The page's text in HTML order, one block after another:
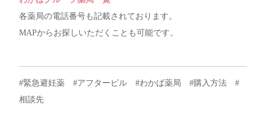
各薬局の電話番号も記載されております。
MAPからお探しいただくことも可能です。
#緊急避妊薬 #アフターピル #わかば薬局 #購入方法 #
相談先